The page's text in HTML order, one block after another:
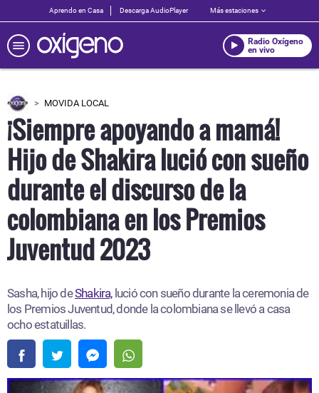
Aprendo en Casa Descarga AudioPlayer Más estaciones
Radio Oxígeno
en vivo
MOVIDA LOCAL
¡Siempre apoyando a mamá!
Hijo de Shakira lució con sueño
durante el discurso de la
colombiana en los Premios
Juventud 2023
Sasha, hijo deShakira,lució con sueño durante la ceremonia de
los Premios Juventud, donde la colombiana se llevó a casa
ocho estatuillas.